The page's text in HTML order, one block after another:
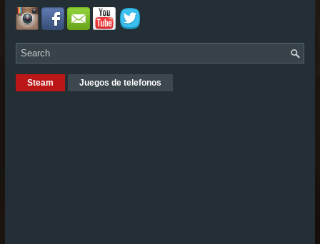
Steam Juegos de telefonos